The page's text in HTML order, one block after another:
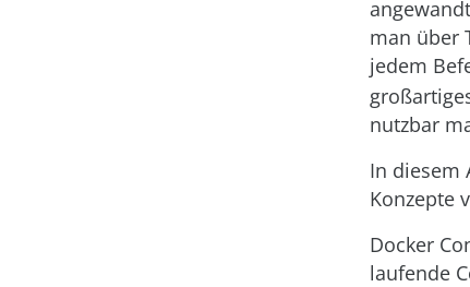
man über
jedem
nutzbar
In diesem
Konzepte
Docker
laufende